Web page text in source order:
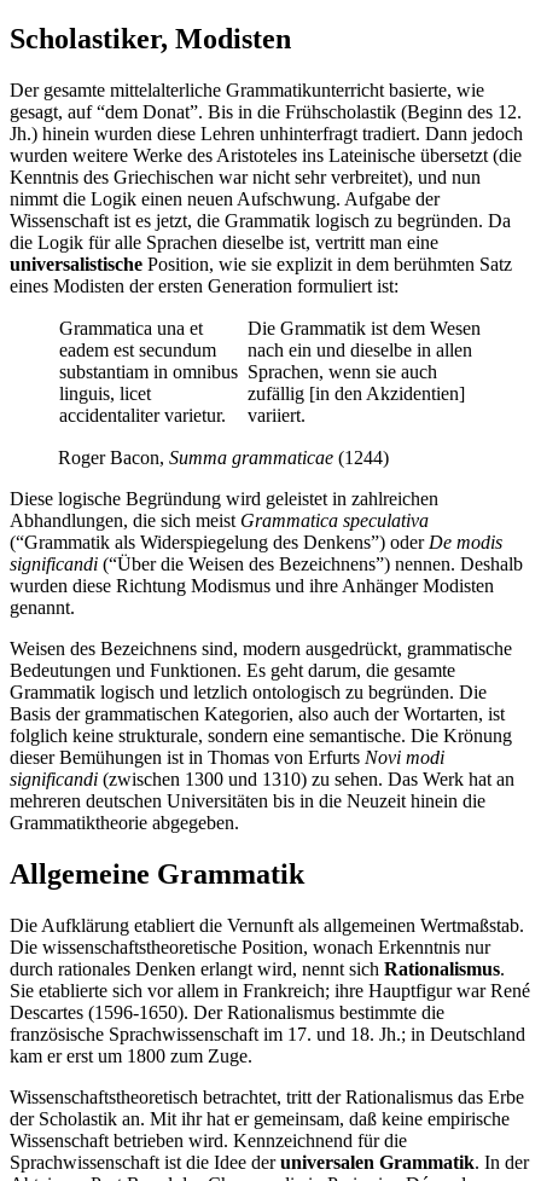
Scholastiker, Modisten
Der gesamte mittelalterliche Grammatikunterricht basierte, wie
gesagt, auf “dem Donat”. Bis in die Frühscholastik (Beginn des 12.
Jh.) hinein wurden diese Lehren unhinterfragt tradiert. Dann jedoch
wurden weitere Werke des Aristoteles ins Lateinische übersetzt (die
Kenntnis des Griechischen war nicht sehr verbreitet), und nun
nimmt die Logik einen neuen Aufschwung. Aufgabe der
Wissenschaft ist es jetzt, die Grammatik logisch zu begründen. Da
die Logik für alle Sprachen dieselbe ist, vertritt man eine
universalistische Position, wie sie explizit in dem berühmten Satz
eines Modisten der ersten Generation formuliert ist:
Grammatica una et
eadem est secundum
substantiam in omnibus
linguis, licet
accidentaliter varietur.
Die Grammatik ist dem Wesen
nach ein und dieselbe in allen
Sprachen, wenn sie auch
zufällig [in den Akzidentien]
variiert.
Roger Bacon, Summa grammaticae (1244)
Diese logische Begründung wird geleistet in zahlreichen
Abhandlungen, die sich meist Grammatica speculativa
(“Grammatik als Widerspiegelung des Denkens”) oder De modis
significandi (“Über die Weisen des Bezeichnens”) nennen. Deshalb
wurden diese Richtung Modismus und ihre Anhänger Modisten
genannt.
Weisen des Bezeichnens sind, modern ausgedrückt, grammatische
Bedeutungen und Funktionen. Es geht darum, die gesamte
Grammatik logisch und letzlich ontologisch zu begründen. Die
Basis der grammatischen Kategorien, also auch der Wortarten, ist
folglich keine strukturale, sondern eine semantische. Die Krönung
dieser Bemühungen ist in Thomas von Erfurts Novi modi
significandi (zwischen 1300 und 1310) zu sehen. Das Werk hat an
mehreren deutschen Universitäten bis in die Neuzeit hinein die
Grammatiktheorie abgegeben.
Allgemeine Grammatik
Die Aufklärung etabliert die Vernunft als allgemeinen Wertmaßstab.
Die wissenschaftstheoretische Position, wonach Erkenntnis nur
durch rationales Denken erlangt wird, nennt sich Rationalismus.
Sie etablierte sich vor allem in Frankreich; ihre Hauptfigur war René
Descartes (1596-1650). Der Rationalismus bestimmte die
französische Sprachwissenschaft im 17. und 18. Jh.; in Deutschland
kam er erst um 1800 zum Zuge.
Wissenschaftstheoretisch betrachtet, tritt der Rationalismus das Erbe
der Scholastik an. Mit ihr hat er gemeinsam, daß keine empirische
Wissenschaft betrieben wird. Kennzeichnend für die
Sprachwissenschaft ist die Idee deruniversalen Grammatik. In der